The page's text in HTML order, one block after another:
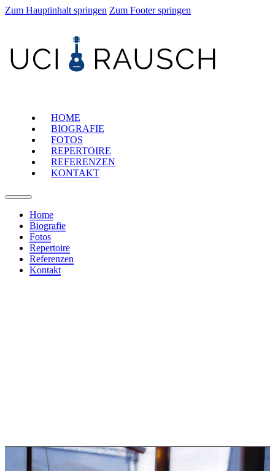
Zum Hauptinhalt springen Zum Footer springen
HOME
BIOGRAFIE
FOTOS
REPERTOIRE
REFERENZEN
KONTAKT
Home
Biografie
Fotos
Repertoire
Referenzen
Kontakt